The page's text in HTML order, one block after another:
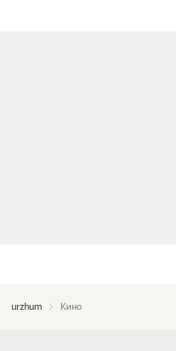
urzhum Кино